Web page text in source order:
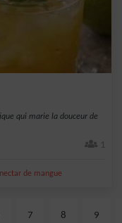
qui marie la douceur de
1
nectar de mangue
7 8 9